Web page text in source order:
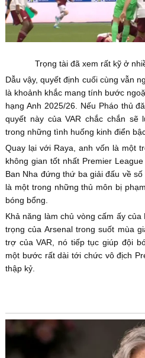
Trọng tài đã xem rất kỹ ở
Dẫu vậy, quyết định cuối cùng vẫn
là khoảnh khắc mang tính bước
hạng Anh 2025/26. Nếu Pháo thủ
quyết này của VAR chắc chắn
trong những tình huống kinh điển
Quay lại với Raya, anh vốn là một
không gian tốt nhất Premier
Ban Nha đứng thứ ba giải đấu về
là một trong những thủ môn bị
bóng bổng.
Khả năng làm chủ vòng cấm ấy
trọng của Arsenal trong suốt mùa
trợ của VAR, nó tiếp tục giúp đội
một bước rất dài tới chức vô địch
thập kỷ.